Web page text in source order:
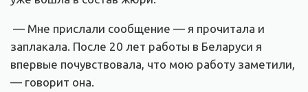
— Мне прислали сообщение — я прочитала и
заплакала. После 20 лет работы в Беларуси я
впервые почувствовала, что мою работу заметили,
— говорит она.